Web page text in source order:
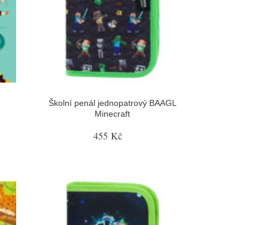
Školní penál jednopatrový BAAGL
Minecraft
455 Kč